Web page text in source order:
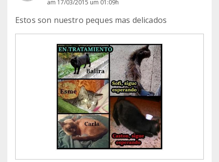
am 17/03/2015 um 01:09h
Estos son nuestro peques mas delicados